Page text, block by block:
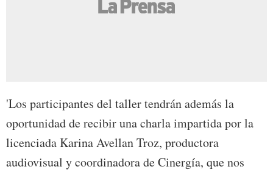
'Los participantes del taller tendrán además la
oportunidad de recibir una charla impartida por la
licenciada Karina Avellan Troz, productora
audiovisual y coordinadora de Cinergía, que nos